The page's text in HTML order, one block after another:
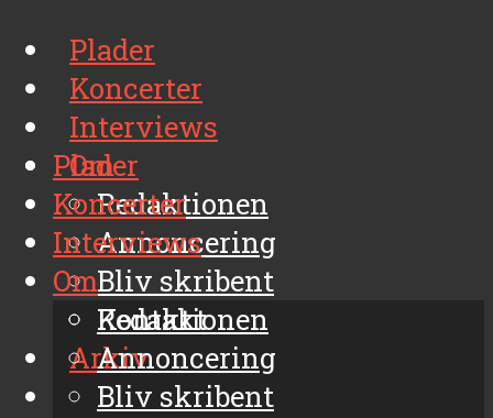
Plader
Koncerter
Interviews
Om
Redaktionen
Annoncering
Bliv skribent
Kontakt
Arkiv
Plader
Koncerter
Interviews
Om
Redaktionen
Annoncering
Bliv skribent